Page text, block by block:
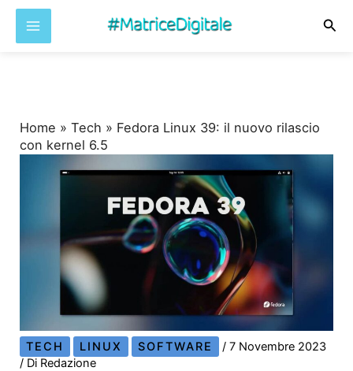
Home »Tech » Fedora Linux 39: il nuovo rilascio
con kernel 6.5
TECH LINUX SOFTWARE /7 Novembre 2023
/ Di Redazione